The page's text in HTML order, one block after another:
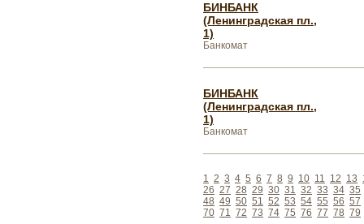
БИНБАНК
(Ленинградская пл.,
1)
Банкомат
БИНБАНК
(Ленинградская пл.,
1)
Банкомат
1 2 3 4 5 6 7 8 9 10 11 12 13
26 27 28 29 30 31 32 33 34 35
48 49 50 51 52 53 54 55 56 57
70 71 72 73 74 75 76 77 78 79